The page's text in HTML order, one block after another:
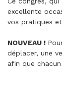
excellente
vos pratiques
NOUVEAU !
déplacer, une
afin que